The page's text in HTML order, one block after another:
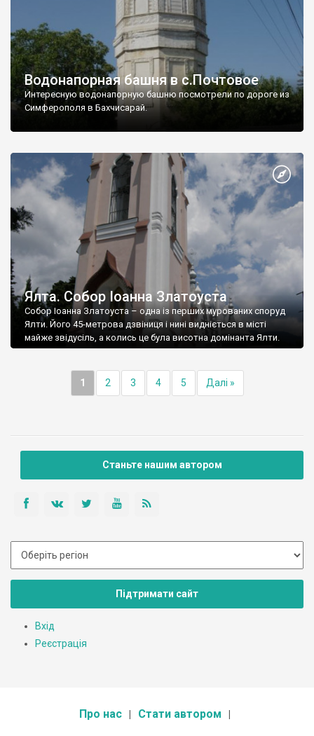
Водонапорная башня в с.Почтовое
Интересную водонапорную башню посмотрели по дороге из
Симферополя в Бахчисарай.
Ялта. Собор Іоанна Златоуста
Собор Іоанна Златоуста – одна із перших мурованих споруд
Ялти. Його 45-метрова дзвіниця і нині видніється в місті
майже звідусіль, а колись це була висотна домінанта Ялти.
1 2 3 4 5 Далі »
Станьте нашим автором
Підтримати сайт
Вхід
Реєстрація
Про нас Стати автором